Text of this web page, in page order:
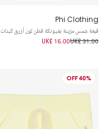
Phi Clothing
قبعة شمس مزينة بفيونكة قطن لون أزرق للبنات
UK£ 31.00
UK£ 16.00
40% OFF